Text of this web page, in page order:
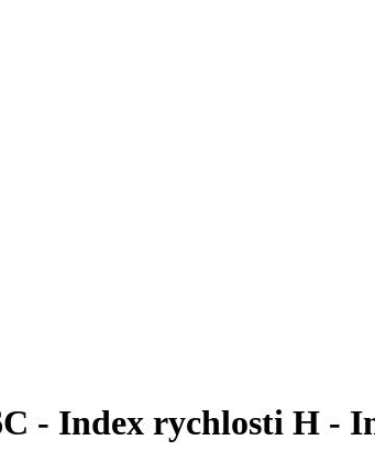
- Index rychlosti H -